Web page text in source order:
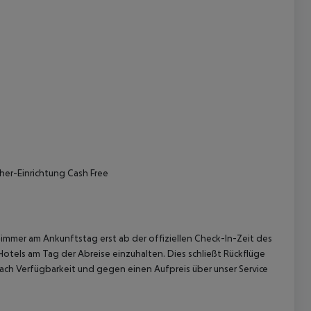
Einrichtung Cash Free
am Ankunftstag erst ab der offiziellen Check-In-Zeit des
am Tag der Abreise einzuhalten. Dies schließt Rückflüge
Verfügbarkeit und gegen einen Aufpreis über unser Service